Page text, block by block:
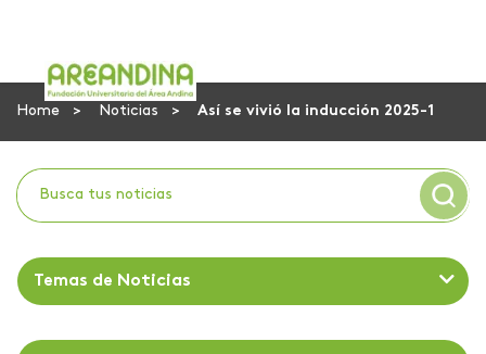
Home Noticias Así se vivió la inducción 2025-1
Temas de Noticias